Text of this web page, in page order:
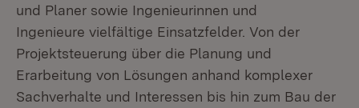
und Planer sowie Ingenieurinnen und
Ingenieure vielfältige Einsatzfelder. Von der
Projektsteuerung über die Planung und
Erarbeitung von Lösungen anhand komplexer
Sachverhalte und Interessen bis hin zum Bau der